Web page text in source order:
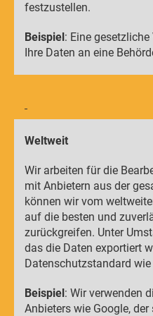
festzustellen.
Beispiel: Eine
Ihre Daten an eine
Weltweit
Wir arbeiten für die
mit Anbietern aus der
können wir vom
auf die besten und
zurückgreifen. Unter
das die Daten exportiert
Datenschutzstandard
Beispiel: Wir verwenden
Anbieters wie Google,